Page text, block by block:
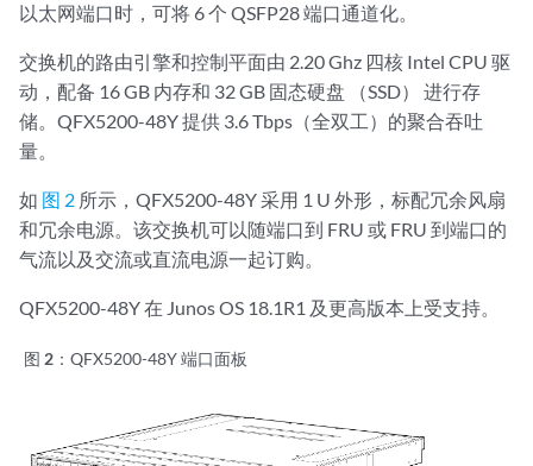
以太网端口时，可将 6 个 QSFP28 端口通道化。
交换机的路由引擎和控制平面由 2.20 Ghz 四核 Intel CPU 驱
动，配备 16 GB 内存和 32 GB 固态硬盘 （SSD） 进行存
储。QFX5200-48Y 提供 3.6 Tbps（全双工）的聚合吞吐
量。
如 图 2 所示，QFX5200-48Y 采用 1 U 外形，标配冗余风扇
和冗余电源。该交换机可以随端口到 FRU 或 FRU 到端口的
气流以及交流或直流电源一起订购。
QFX5200-48Y 在 Junos OS 18.1R1 及更高版本上受支持。
图 2： QFX5200-48Y 端口面板